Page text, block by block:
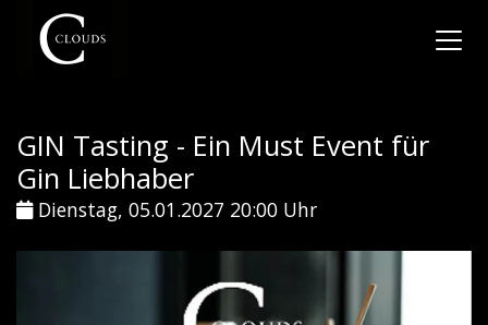
GIN Tasting - Ein Must Event für
Gin Liebhaber
Dienstag, 05.01.2027 20:00 Uhr